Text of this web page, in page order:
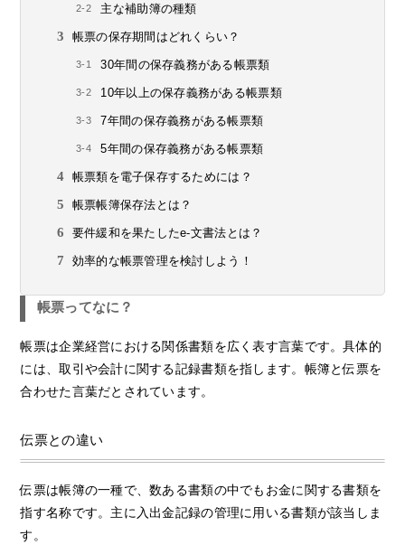
主な補助簿の種類
帳票の保存期間はどれくらい？
30年間の保存義務がある帳票類
10年以上の保存義務がある帳票類
7年間の保存義務がある帳票類
5年間の保存義務がある帳票類
帳票類を電子保存するためには？
帳票帳簿保存法とは？
要件緩和を果たしたe-文書法とは？
効率的な帳票管理を検討しよう！
帳票ってなに？
帳票は企業経営における関係書類を広く表す言葉です。具体的
には、取引や会計に関する記録書類を指します。帳簿と伝票を
合わせた言葉だとされています。
伝票との違い
伝票は帳簿の一種で、数ある書類の中でもお金に関する書類を
指す名称です。主に入出金記録の管理に用いる書類が該当しま
す。